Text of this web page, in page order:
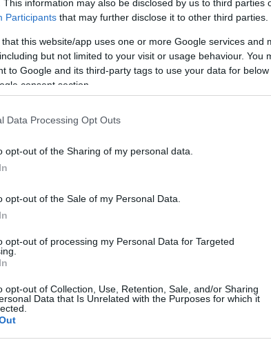
This information may also be disclosed by us to third parties
Participants that may further disclose it to other third parties.
that this website/app uses one or more Google services and
but not limited to your visit or usage behaviour. You
to Google and its third-party tags to use your data for
consent section.
Data Processing Opt Outs
opt-out of the Sharing of my personal data.
opt-out of the Sale of my Personal Data.
opt-out of processing my Personal Data for Targeted
opt-out of Collection, Use, Retention, Sale, and/or Sharing
Data that Is Unrelated with the Purposes for which it
των μελών της Βορειοατλαντικής
με το κείμενό του,
μια επίθεση σε μια
ΝΑΤΟ θεωρείται ως επίθεση σε
ότι η επίθεση σε ένα κράτος-
σε όλα τα κράτη-μέλη.
μόλις μία φορά στο παρελθόν μετά τις
κατά των Ηνωμένων Πολιτειών
ενεργοποίηση του άρθρου
κυβερνοεπίθεσης, ο Μπάουερ είπε ότι
υπόψη αρκετοί παράγοντες.
χρειαστεί να εντοπιστούν οι άμεσοι
και όχι η τοποθεσία όπου
εκτελεστή.